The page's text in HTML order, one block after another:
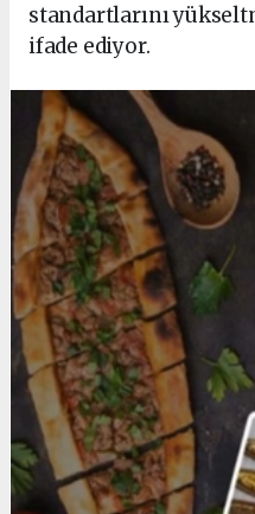
standartlarını
ifade ediyor.